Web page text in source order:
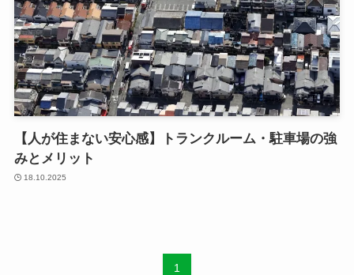
【人が住まない安心感】トランクルーム・駐車場の強
みとメリット
18.10.2025
1